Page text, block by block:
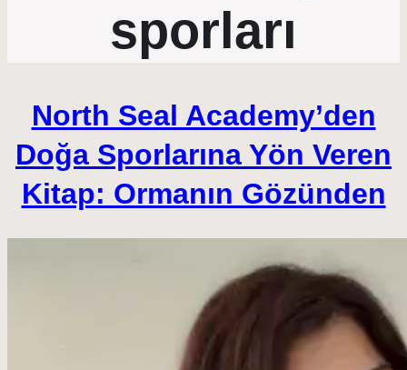
sporları
North Seal Academy’den
Doğa Sporlarına Yön Veren
Kitap: Ormanın Gözünden